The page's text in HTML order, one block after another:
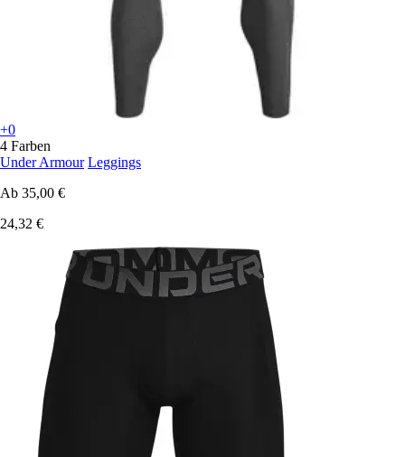
+0
4 Farben
Under Armour Leggings
Ab 35,00 €
24,32 €